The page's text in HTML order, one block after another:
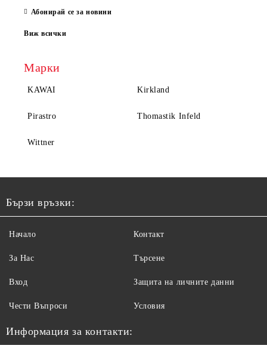
Абонирай се за новини
Виж всички
Марки
KAWAI Kirkland
Pirastro Thomastik Infeld
Wittner
Бързи връзки:
Начало
За Нас
Вход
Чести Въпроси
Контакт
Търсене
Защита на личните данни
Условия
Информация за контакти: